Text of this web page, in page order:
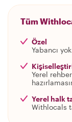
Tüm
Özel
Yabancı
Yerel
Yerel halk
Withlocals